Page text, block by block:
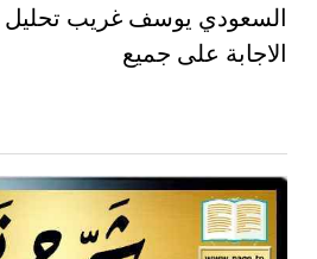
السعودي يوسف غريب
الاجابة على جميع